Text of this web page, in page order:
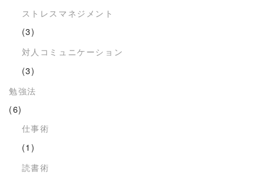
ストレスマネジメント
(3)
対人コミュニケーション
(3)
勉強法
(6)
仕事術
(1)
読書術